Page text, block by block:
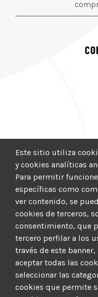
© 2012–2025 |CICIC|
Este sitio utiliza
y cookies analíticas
Para permitir
específicas como
ver contenido, se
cookies de terceros,
consentimiento, que
tercero perfilar a los
través de este
aceptar todas las
seleccionar las
cookies que permite